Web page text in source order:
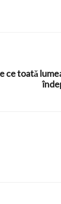
ce toată